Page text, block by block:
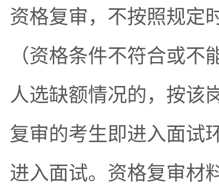
资格复审，不按照规定
（资格条件不符合或
人选缺额情况的，按该
复审的考生即进入面试
进入面试。资格复审材